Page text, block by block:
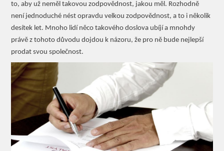
to, aby už neměl takovou zodpovědnost, jakou měl. Rozhodně
není jednoduché nést opravdu velkou zodpovědnost, a to i několik
desítek let. Mnoho lidí něco takového doslova ubíjí a mnohdy
právě z tohoto důvodu dojdou k názoru, že pro ně bude nejlepší
prodat svou společnost.